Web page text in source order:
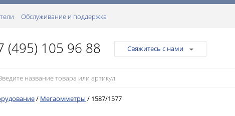
Обслуживание и поддержка
(495) 105 96 88 Свяжитесь с нами
/ Мегаомметры / 1587/1577